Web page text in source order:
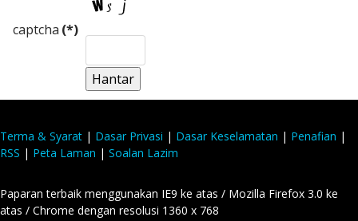
captcha (*)
Terma & Syarat | Dasar Privasi | Dasar Keselamatan | Penafian |
RSS | Peta Laman | Soalan Lazim
Paparan terbaik menggunakan IE9 ke atas / Mozilla Firefox 3.0 ke
atas / Chrome dengan resolusi 1360 x 768